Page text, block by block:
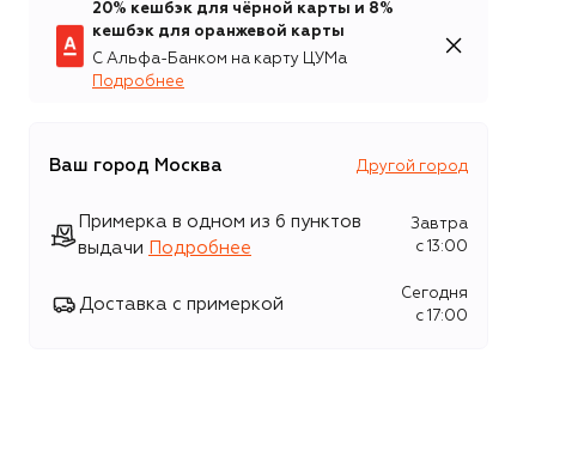
20% кешбэк для чёрной карты и 8%
кешбэк для оранжевой карты
С Альфа-Банком на карту ЦУМа
Подробнее
Ваш город Москва Другой город
Примерка в одном из 6 пунктов
выдачи
Подробнее
Завтра
c 13:00
Доставка с примеркой
Сегодня
c 17:00